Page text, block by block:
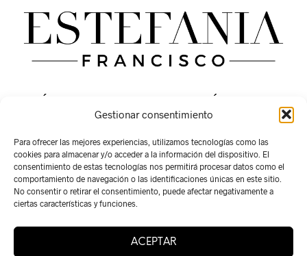
Gestionar consentimiento
Para ofrecer las mejores experiencias, utilizamos tecnologías como las
cookies para almacenar y/o acceder a la información del dispositivo. El
consentimiento de estas tecnologías nos permitirá procesar datos como el
comportamiento de navegación o las identificaciones únicas en este sitio.
No consentir o retirar el consentimiento, puede afectar negativamente a
ciertas características y funciones.
ACEPTAR
Yecla (Murcia)
CONTACTA
663815416
info@estefaniafrancisco.com
CLIENTE
Lunes – Viernes
09:00 am – 12:00 am
Sábado – Domingo
Cerrado